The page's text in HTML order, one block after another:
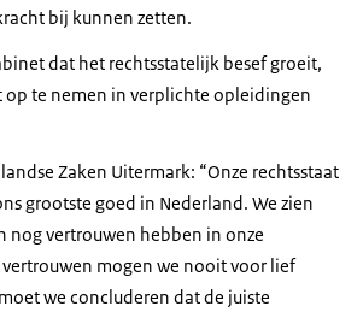
bij kunnen zetten.
dat het rechtsstatelijk besef groeit,
te nemen in verplichte opleidingen
Zaken Uitermark: “Onze rechtsstaat
grootste goed in Nederland. We zien
nog vertrouwen hebben in onze
mogen we nooit voor lief
we concluderen dat de juiste